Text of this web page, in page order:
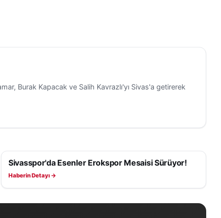
Burak Kapacak ve Salih Kavrazlı'yı Sivas'a getirerek
SIVASSPOR HABERLERI
Sivasspor'da Esenler Erokspor Mesaisi Sürüyor!
Haberin Detayı →